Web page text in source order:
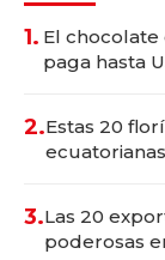
1. El
paga hasta
2.Estas 20
3.Las 20
poderosas